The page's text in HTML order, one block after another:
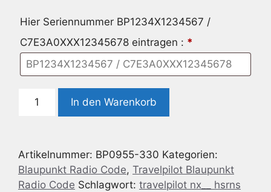
Hier Seriennummer BP1234X1234567 /
C7E3A0XXX12345678 eintragen : *
Code
Ford
TRAVELPILOT
NX
In den Warenkorb
Artikelnummer: BP0955-330 Kategorien:
Blaupunkt Radio Code, Travelpilot Blaupunkt
Radio Code Schlagwort: travelpilot nx__ hsrns